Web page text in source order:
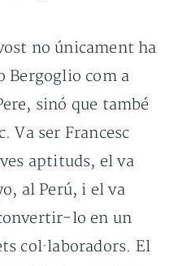
no únicament ha
Bergoglio com a
sinó que també
Va ser Francesc
aptituds, el va
al Perú, i el va
lo en un
col·laboradors. El